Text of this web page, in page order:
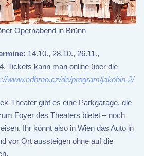
Opernabend in Brünn
14.10., 28.10., 26.11.,
Tickets kann man online über die
www.ndbrno.cz/de/program/jakobin-2/
Theater gibt es eine Parkgarage, die
Foyer des Theaters bietet – noch
Ihr könnt also in Wien das Auto in
vor Ort aussteigen ohne auf die